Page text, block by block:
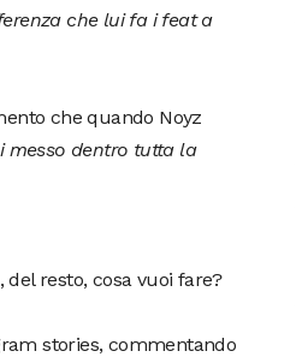
che lui fa i feat a
che quando Noyz
messo dentro tutta la
resto, cosa vuoi fare?
stories, commentando